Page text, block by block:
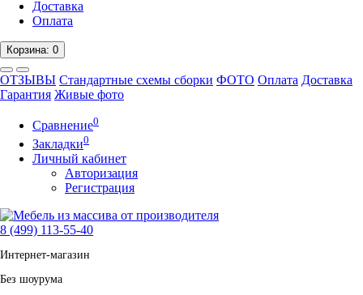
Доставка
Оплата
Корзина: 0
ОТЗЫВЫ Стандартные схемы сборки ФОТО Оплата Доставка
Гарантия Живые фото
Сравнение0
Закладки0
Личный кабинет
Авторизация
Регистрация
8 (499) 113-55-40
Интернет-магазин
Без шоурума